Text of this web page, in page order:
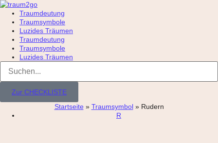
Traumdeutung
Traumsymbole
Luzides Träumen
Traumdeutung
Traumsymbole
Luzides Träumen
Zur CHECKLISTE
Startseite » Traumsymbol» Rudern
R